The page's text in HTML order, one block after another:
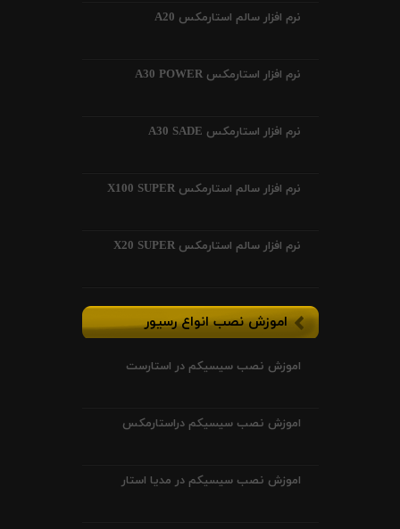
نرم افزار سالم استارمکس A20
نرم افزار استارمکس A30 POWER
نرم افزار استارمکس A30 SADE
نرم افزار سالم استارمکس X100 SUPER
نرم افزار سالم استارمکس X20 SUPER
اموزش نصب انواع رسیور
اموزش نصب سیسیکم در استارست
اموزش نصب سیسیکم دراستارمکس
اموزش نصب سیسیکم در مدیا استار